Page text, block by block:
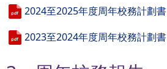
2024至2025年度周年校務計劃書
2023至2024年度周年校務計劃書